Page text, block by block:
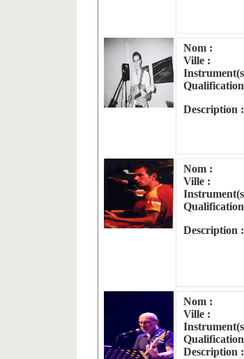
Nom :
Ville :
Description :
Nom :
Ville :
Description :
Nom :
Ville :
Description :